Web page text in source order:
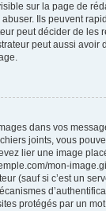
sur la page de
Ils peuvent
peut décider de les
peut aussi avoir
dans vos
joints, vous
lier une image
mon-
(sauf si c’est un
protégés par un